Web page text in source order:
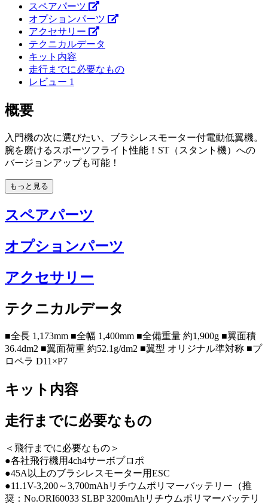
スペアパーツ
オプションパーツ
アクセサリー
テクニカルデータ
キット内容
走行までに必要なもの
レビュー 1
概要
入門機の次に選びたい、ブラシレスモーター付電動低翼機。
腕を磨けるスポーツフライト性能！ST（スタント機）への
バージョンアップも可能！
もっと見る
スペアパーツ
オプションパーツ
アクセサリー
テクニカルデータ
■全長 1,173mm ■全幅 1,400mm ■全備重量 約1,900g ■翼面積
36.4dm2 ■翼面荷重 約52.1g/dm2 ■翼型 オリジナル準対称 ■プ
ロペラ D11×P7
キット内容
走行までに必要なもの
＜飛行までに必要なもの＞
●各社飛行機用4ch4サーボプロポ
●45A以上のブラシレスモーター用ESC
●11.1V-3,200～3,700mAhリチウムポリマーバッテリー（推
奨：No.ORI60033 SLBP 3200mAhリチウムポリマーバッテリ